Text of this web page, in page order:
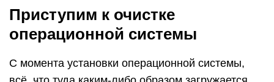
Приступим к очистке
операционной системы
С момента установки операционной системы,